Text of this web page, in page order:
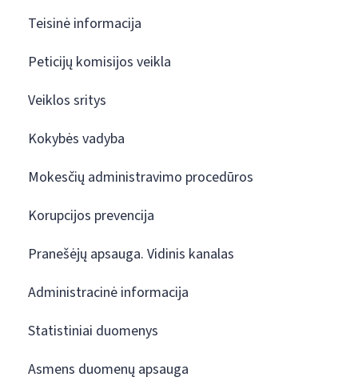
Teisinė informacija
Peticijų komisijos veikla
Veiklos sritys
Kokybės vadyba
Mokesčių administravimo procedūros
Korupcijos prevencija
Pranešėjų apsauga. Vidinis kanalas
Administracinė informacija
Statistiniai duomenys
Asmens duomenų apsauga